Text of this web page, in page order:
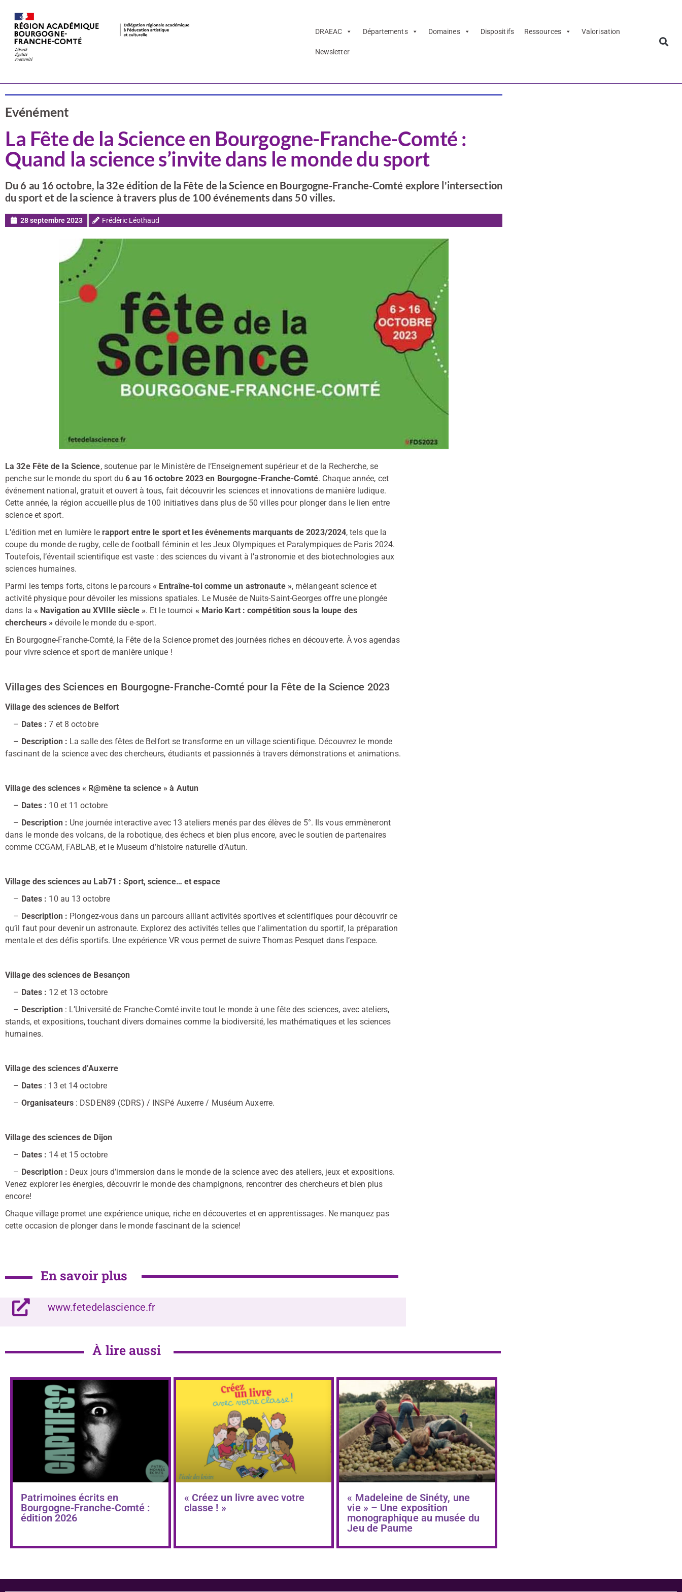
DRAEAC Départements Domaines Dispositifs Ressources Valorisation
Newsletter
Evénément
La Fête de la Science en Bourgogne-Franche-Comté :
Quand la science s’invite dans le monde du sport
Du 6 au 16 octobre, la 32e édition de la Fête de la Science en Bourgogne-Franche-Comté explore l'intersection
du sport et de la science à travers plus de 100 événements dans 50 villes.
28 septembre 2023 Frédéric Léothaud
La 32e Fête de la Science, soutenue par le Ministère de l’Enseignement supérieur et de la Recherche, se
penche sur le monde du sport du6 au 16 octobre 2023 en Bourgogne-Franche-Comté. Chaque année, cet
événement national, gratuit et ouvert à tous, fait découvrir les sciences et innovations de manière ludique.
Cette année, la région accueille plus de 100 initiatives dans plus de 50 villes pour plonger dans le lien entre
science et sport.
L’édition met en lumière lerapport entre le sport et les événements marquants de 2023/2024, tels que la
coupe du monde de rugby, celle de football féminin et les Jeux Olympiques et Paralympiques de Paris 2024.
Toutefois, l’éventail scientifique est vaste : des sciences du vivant à l’astronomie et des biotechnologies aux
sciences humaines.
Parmi les temps forts, citons le parcours« Entraîne-toi comme un astronaute », mélangeant science et
activité physique pour dévoiler les missions spatiales. Le Musée de Nuits-Saint-Georges offre une plongée
dans la « Navigation au XVIIIe siècle ». Et le tournoi « Mario Kart : compétition sous la loupe des
chercheurs » dévoile le monde du e-sport.
En Bourgogne-Franche-Comté, la Fête de la Science promet des journées riches en découverte. À vos agendas
pour vivre science et sport de manière unique !
Villages des Sciences en Bourgogne-Franche-Comté pour la Fête de la Science 2023
Village des sciences de Belfort
– Dates : 7 et 8 octobre
– Description : La salle des fêtes de Belfort se transforme en un village scientifique. Découvrez le monde
fascinant de la science avec des chercheurs, étudiants et passionnés à travers démonstrations et animations.
Village des sciences « R@mène ta science » à Autun
– Dates : 10 et 11 octobre
– Description : Une journée interactive avec 13 ateliers menés par des élèves de 5°. Ils vous emmèneront
dans le monde des volcans, de la robotique, des échecs et bien plus encore, avec le soutien de partenaires
comme CCGAM, FABLAB, et le Museum d’histoire naturelle d’Autun.
Village des sciences au Lab71 : Sport, science… et espace
– Dates : 10 au 13 octobre
– Description : Plongez-vous dans un parcours alliant activités sportives et scientifiques pour découvrir ce
qu’il faut pour devenir un astronaute. Explorez des activités telles que l’alimentation du sportif, la préparation
mentale et des défis sportifs. Une expérience VR vous permet de suivre Thomas Pesquet dans l’espace.
Village des sciences de Besançon
– Dates : 12 et 13 octobre
– Description: L’Université de Franche-Comté invite tout le monde à une fête des sciences, avec ateliers,
stands, et expositions, touchant divers domaines comme la biodiversité, les mathématiques et les sciences
humaines.
Village des sciences d’Auxerre
– Dates : 13 et 14 octobre
– Organisateurs: DSDEN89 (CDRS) / INSPé Auxerre / Muséum Auxerre.
Village des sciences de Dijon
– Dates : 14 et 15 octobre
– Description : Deux jours d’immersion dans le monde de la science avec des ateliers, jeux et expositions.
Venez explorer les énergies, découvrir le monde des champignons, rencontrer des chercheurs et bien plus
encore!
Chaque village promet une expérience unique, riche en découvertes et en apprentissages. Ne manquez pas
cette occasion de plonger dans le monde fascinant de la science!
En savoir plus
www.fetedelascience.fr
À lire aussi
Patrimoines écrits en
Bourgogne-Franche-Comté :
édition 2026
« Créez un livre avec votre
classe ! »
« Madeleine de Sinéty, une
vie » – Une exposition
monographique au musée du
Jeu de Paume